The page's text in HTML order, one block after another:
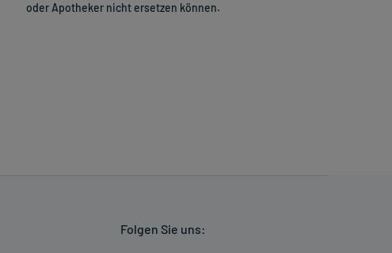
oder Apotheker nicht ersetzen können.
Folgen Sie uns: